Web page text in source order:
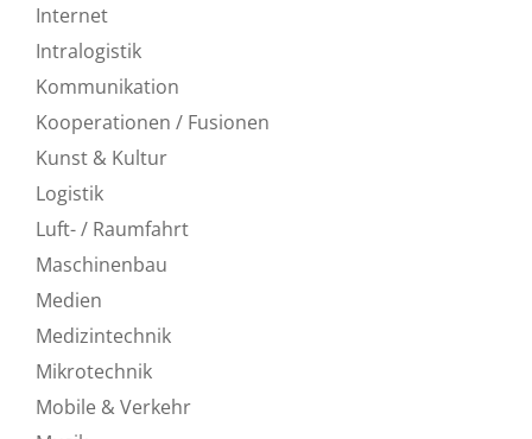
Internet
Intralogistik
Kommunikation
Kooperationen / Fusionen
Kunst & Kultur
Logistik
Luft- / Raumfahrt
Maschinenbau
Medien
Medizintechnik
Mikrotechnik
Mobile & Verkehr